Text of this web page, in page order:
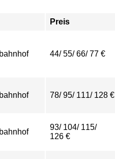
Preis
44/ 55/ 66/ 77 €
78/ 95/ 111/ 128 €
93/ 104/ 115/
126 €